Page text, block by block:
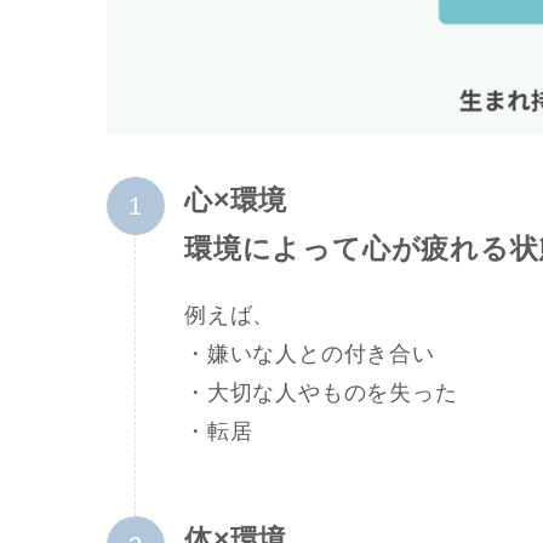
心×環境
環境によって心が疲れる
例えば、
・嫌いな人との付き合い
・大切な人やものを失った
・転居